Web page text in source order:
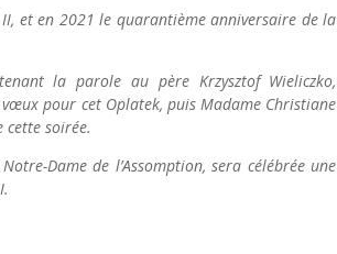
et en 2021 le quarantième anniversaire de la
la parole au père Krzysztof Wieliczko,
pour cet Oplatek, puis Madame Christiane
soirée.
Dame de l’Assomption, sera célébrée une